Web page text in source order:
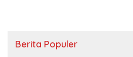
Berita Populer